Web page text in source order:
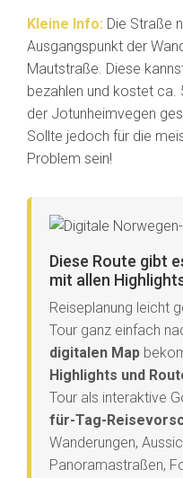
Kleine Info: Die Straße
Ausgangspunkt der
Mautstraße. Diese
bezahlen und kostet ca.
der Jotunheimvegen
Sollte jedoch für die
Problem sein!
Diese Route gibt
mit allen
Reiseplanung leicht
Tour ganz einfach
digitalen Map
Highlights und
Tour als interaktive
für-Tag-
Wanderungen,
Panoramastraßen,